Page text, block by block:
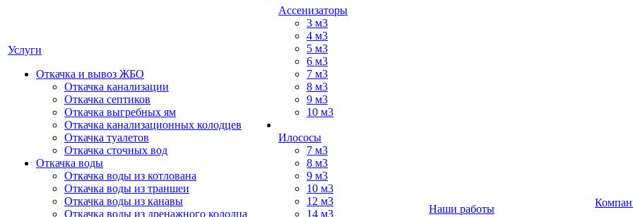
Услуги
Откачка и вывоз ЖБО
Откачка канализации
Откачка септиков
Откачка выгребных ям
Откачка канализационных колодцев
Откачка туалетов
Откачка сточных вод
Откачка воды
Откачка воды из котлована
Откачка воды из траншеи
Откачка воды из канавы
Откачка воды из дренажного колодца
Ассенизаторы
3 м3
4 м3
5 м3
6 м3
7 м3
8 м3
9 м3
10 м3
Илососы
7 м3
8 м3
9 м3
10 м3
12 м3
14 м3
Наши работы